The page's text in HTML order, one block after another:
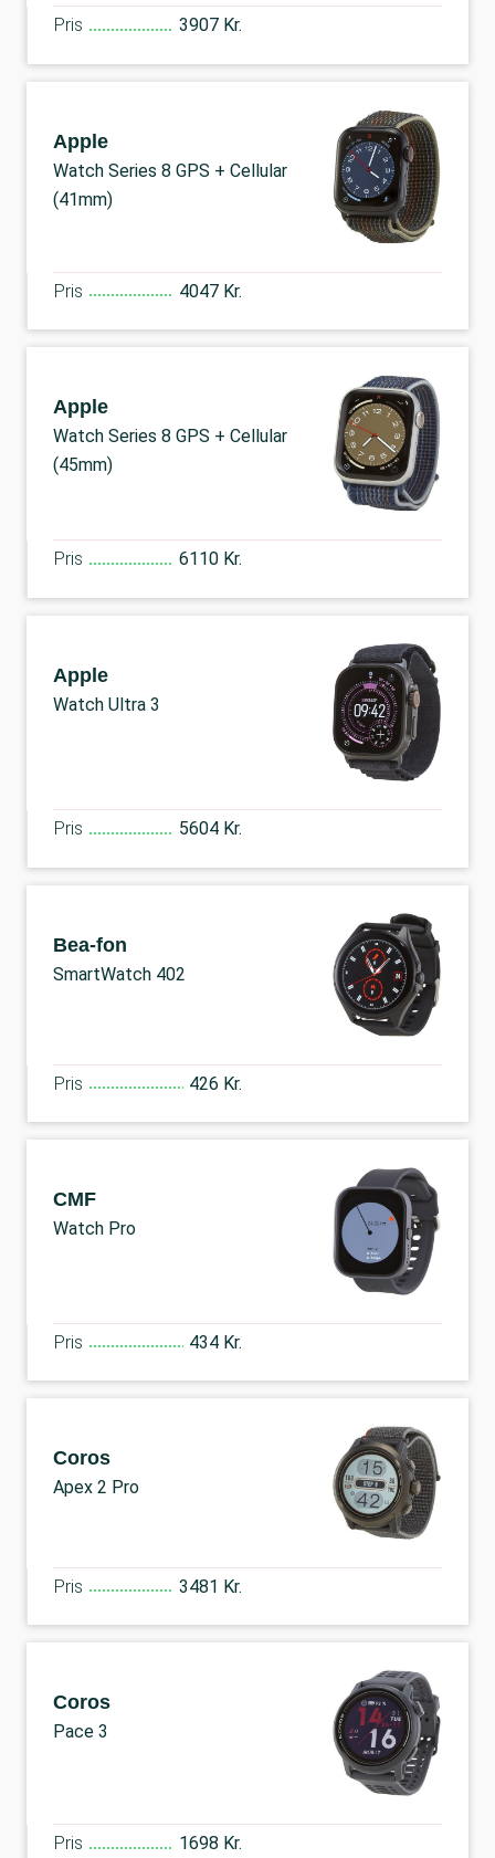
Pris 3907 Kr.
Apple
Watch Series 8 GPS + Cellular
(41mm)
Pris 4047 Kr.
Apple
Watch Series 8 GPS + Cellular
(45mm)
Pris 6110 Kr.
Apple
Watch Ultra 3
Pris 5604 Kr.
Bea-fon
SmartWatch 402
Pris 426 Kr.
CMF
Watch Pro
Pris 434 Kr.
Coros
Apex 2 Pro
Pris 3481 Kr.
Coros
Pace 3
Pris 1698 Kr.